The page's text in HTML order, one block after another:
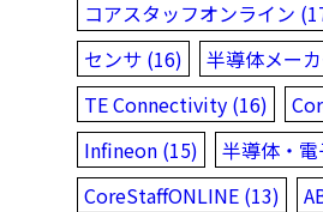
コアスタッフオンライン
センサ (16)
半導体メー
TE Connectivity (16)
Infineon (15)
半導体・
CoreStaffONLINE (13)